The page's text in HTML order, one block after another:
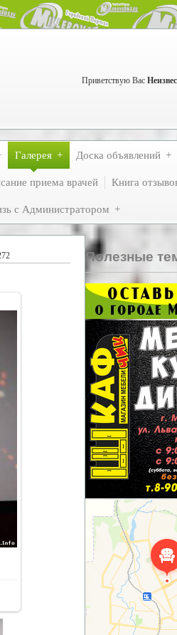
Приветствую Вас
Галерея Доска объявлений
приема врачей Книга
с Администратором
Полезные